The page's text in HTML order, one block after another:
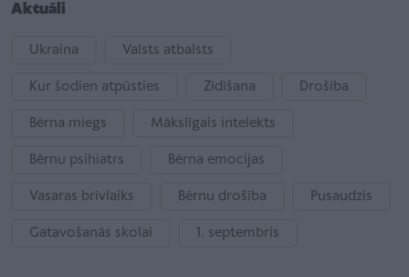
Aktuāli
Ukraina Valsts atbalsts
Kur šodien atpūsties Zīdīšana Drošība
Bērna miegs Mākslīgais intelekts
Bērnu psihiatrs Bērna emocijas
Vasaras brīvlaiks Bērnu drošība Pusaudzis
Gatavošanās skolai 1. septembris